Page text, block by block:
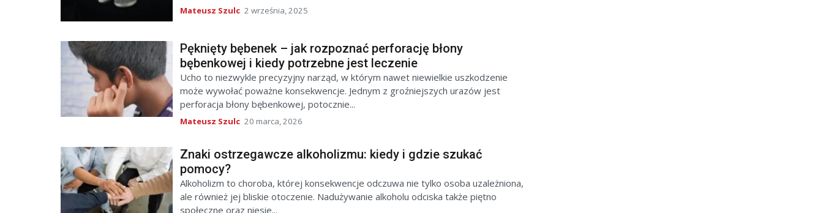
Mateusz Szulc 2 września, 2025
Pęknięty bębenek – jak rozpoznać perforację błony
bębenkowej i kiedy potrzebne jest leczenie
Ucho to niezwykle precyzyjny narząd, w którym nawet niewielkie uszkodzenie
może wywołać poważne konsekwencje. Jednym z groźniejszych urazów jest
perforacja błony bębenkowej, potocznie...
Mateusz Szulc 20 marca, 2026
Znaki ostrzegawcze alkoholizmu: kiedy i gdzie szukać
pomocy?
Alkoholizm to choroba, której konsekwencje odczuwa nie tylko osoba uzależniona,
ale również jej bliskie otoczenie. Nadużywanie alkoholu odciska także piętno
społeczne oraz niesie...